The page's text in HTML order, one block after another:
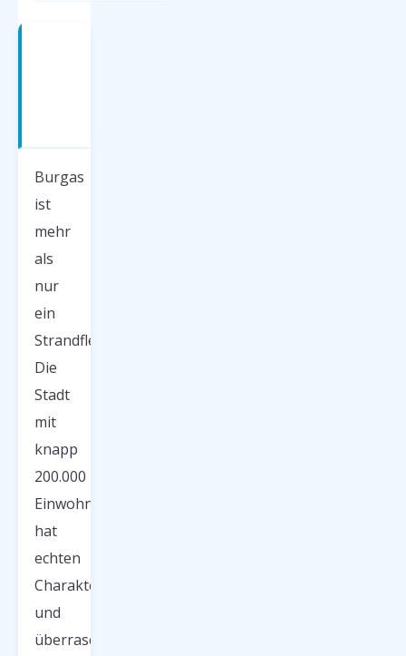
Burgas
ist
mehr
als
nur
ein
Strandfleckchen.
Die
Stadt
mit
knapp
200.000
Einwohnern
hat
echten
Charakter
und
überrascht